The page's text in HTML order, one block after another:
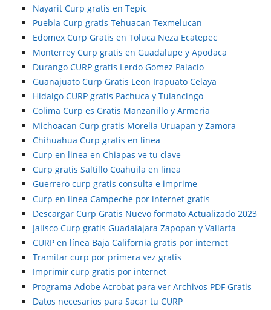
Nayarit Curp gratis en Tepic
Puebla Curp gratis Tehuacan Texmelucan
Edomex Curp Gratis en Toluca Neza Ecatepec
Monterrey Curp gratis en Guadalupe y Apodaca
Durango CURP gratis Lerdo Gomez Palacio
Guanajuato Curp Gratis Leon Irapuato Celaya
Hidalgo CURP gratis Pachuca y Tulancingo
Colima Curp es Gratis Manzanillo y Armeria
Michoacan Curp gratis Morelia Uruapan y Zamora
Chihuahua Curp gratis en linea
Curp en linea en Chiapas ve tu clave
Curp gratis Saltillo Coahuila en linea
Guerrero curp gratis consulta e imprime
Curp en linea Campeche por internet gratis
Descargar Curp Gratis Nuevo formato Actualizado 2023
Jalisco Curp gratis Guadalajara Zapopan y Vallarta
CURP en línea Baja California gratis por internet
Tramitar curp por primera vez gratis
Imprimir curp gratis por internet
Programa Adobe Acrobat para ver Archivos PDF Gratis
Datos necesarios para Sacar tu CURP